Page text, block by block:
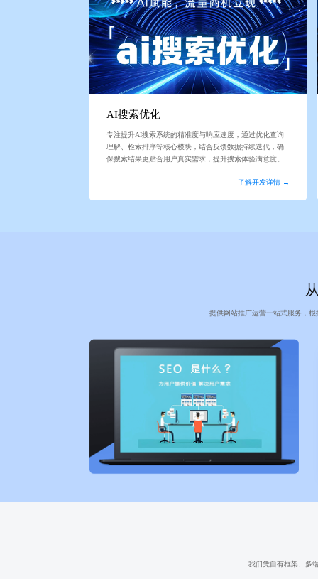
AI搜索优化
专注提升AI搜索系统的精准度与响应速度，通过优化查询
理解、检索排序等核心模块，结合反馈数据持续迭代，确
保搜索结果更贴合用户真实需求，提升搜索体验满意度。
了解开发详情 →
提供网站推广运营一站式服务，
我们凭自有框架、多